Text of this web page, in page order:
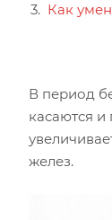
Как
В период
касаются
желез.